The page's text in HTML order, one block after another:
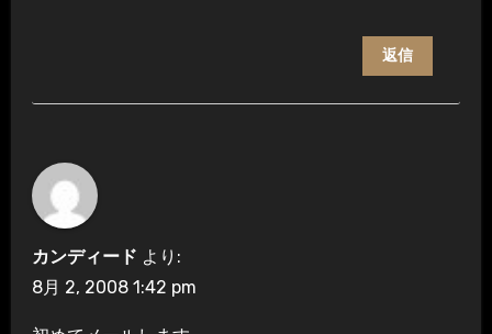
返信
カンディード より:
8月 2, 2008 1:42 pm